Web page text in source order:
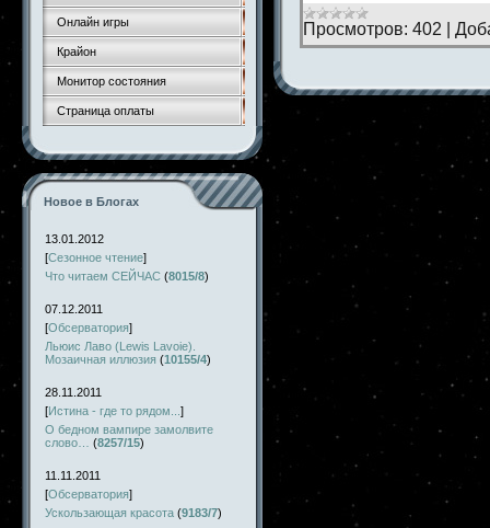
Онлайн игры
Крайон
Монитор состояния
Страница оплаты
Новое в Блогах
13.01.2012
[Сезонное чтение]
Что читаем СЕЙЧАС (8015/8)
07.12.2011
[Обсерватория]
Льюис Лаво (Lewis Lavoie).
Мозаичная иллюзия (10155/4)
28.11.2011
[Истина - где то рядом... ]
О бедном вампире замолвите
слово…
(8257/15)
11.11.2011
[Обсерватория]
Ускользающая красота (9183/7)
Просмотров: 402